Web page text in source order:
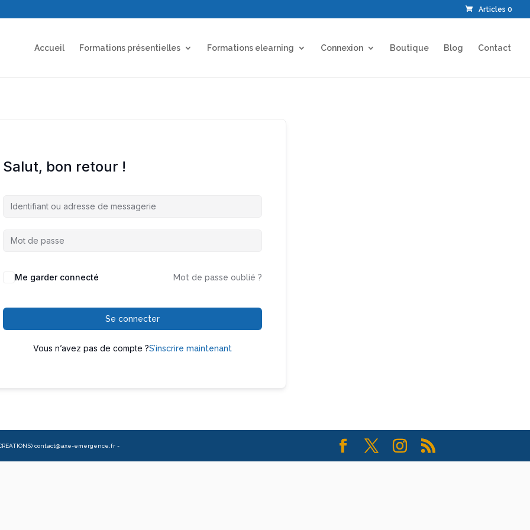
Articles 0
Accueil Formations présentielles Formations elearning Connexion Boutique Blog Contact
Salut, bon retour !
Me garder connecté Mot de passe oublié ?
Se connecter
Vous n’avez pas de compte ?S’inscrire maintenant
contact@axe-emergence.fr -